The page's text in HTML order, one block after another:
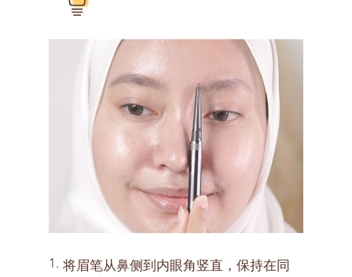
1. 将眉笔从鼻侧到内眼角竖直，保持在同